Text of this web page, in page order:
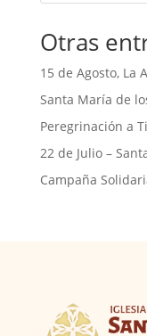
Otras
15 de Agosto, La
Santa María de
Peregrinación a
22 de Julio –
Campaña